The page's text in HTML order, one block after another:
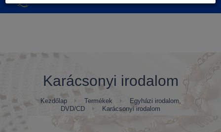
Karácsonyi irodalom
Kezdőlap Termékek
Egyházi irodalom,
DVD/CD
Karácsonyi irodalom